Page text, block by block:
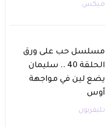
ميكس
مسلسل حب على ورق
الحلقة 40 .. سليمان
يضع لين في مواجهة
أوس
تليفزيون